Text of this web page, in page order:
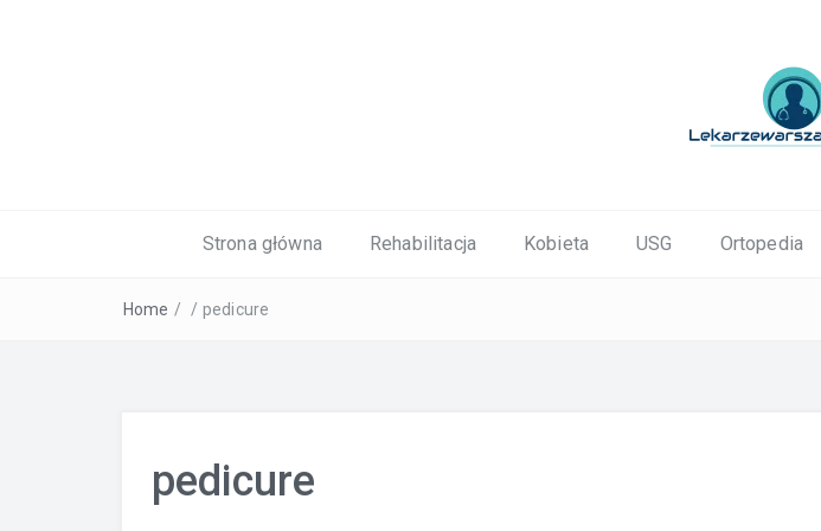
Strona główna Rehabilitacja Kobieta USG Ortopedia
Home / / pedicure
pedicure